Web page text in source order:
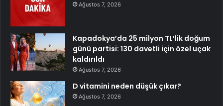
Ağustos 7, 2026
Kapadokya’da 25 milyon TL’lik doğum
günü partisi: 130 davetli için özel uçak
kaldırıldı
Ağustos 7, 2026
D vitamini neden düşük çıkar?
Ağustos 7, 2026